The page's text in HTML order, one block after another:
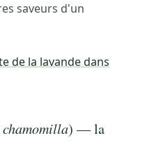
saveurs d'un
de la lavande dans
) — la